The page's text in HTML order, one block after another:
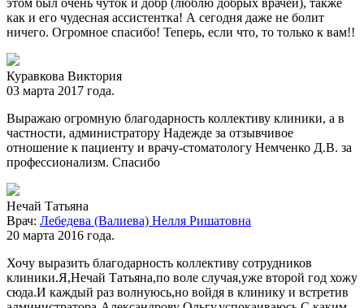
этом был очень чуток и добр (люблю добрых врачей), также
как и его чудесная ассистентка! А сегодня даже не болит
ничего. Огромное спасибо! Теперь, если что, то только к вам!!
Куравкова Виктория
03 марта 2017 года.
Выражаю огромную благодарность коллективу клиники, а в
частности, администратору Надежде за отзывчивое
отношение к пациенту и врачу-стоматологу Немченко Д.В. за
профессионализм. Спасибо
Нечай Татьяна
Врач: Лебедева (Валиева) Нелля Ришатовна
20 марта 2016 года.
Хочу выразить благодарность коллективу сотрудников
клиники.Я,Нечай Татьяна,по воле случая,уже второй год хожу
сюда.И каждый раз волнуюсь,но войдя в клинику и встретив